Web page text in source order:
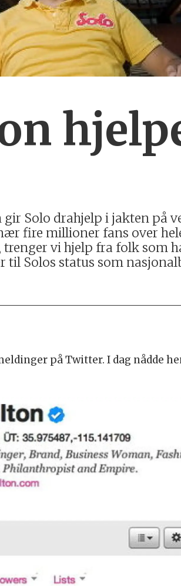
Solo drahjelp i jakten på
fire millioner fans over
vi hjelp fra folk som
til Solos status som
på Twitter. I dag nådde